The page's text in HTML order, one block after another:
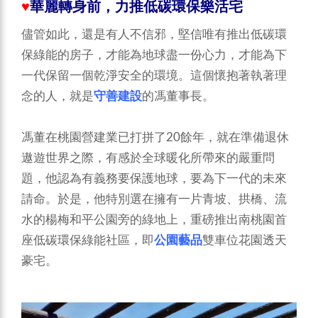
♥華麗轉身前，力推低碳環保樂活宅
儘管如此，還是有人不信邪，堅信唯有推出低碳環
保綠能的房子，才能為地球盡一份心力，才能為下
一代保留一個乾淨安全的環境。這個懷抱著執著理
念的人，就是守善建設的馮董事長。
馮董在桃園營建業已打拼了20餘年，就在準備退休
遨遊世界之際，有感於全球暖化所帶來的嚴重問
題，他認為有義務要保護地球，要為下一代的未來
請命。於是，他特別選在擁有一片青坡、拱橋、流
水的楊梅和平公園旁的綠地上，重磅推出南桃園首
座低碳環保綠能社區，即公園藝品雙車位花園透天
豪宅。